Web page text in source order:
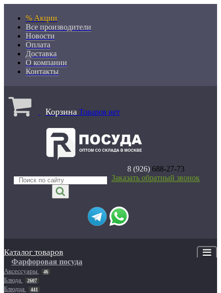
% Акции
Все производители
Новости
Оплата
Доставка
О компании
Контакты
Корзина Товаров нет
8 (926)688-27-73
Заказать обратный звонок
Каталог товаров
Фарфоровая посуда
Аксессуары 46
Блюда 2607
Блюдца 441